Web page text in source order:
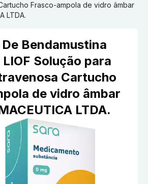
Frasco-ampola de vidro âmbar
LTDA.
Bendamustina
Solução para
Cartucho
de vidro âmbar
LTDA.